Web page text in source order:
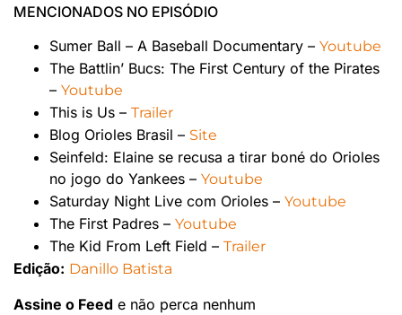
MENCIONADOS NO EPISÓDIO
Sumer Ball – A Baseball Documentary – Youtube
The Battlin’ Bucs: The First Century of the Pirates
– Youtube
This is Us – Trailer
Blog Orioles Brasil – Site
Seinfeld: Elaine se recusa a tirar boné do Orioles
no jogo do Yankees – Youtube
Saturday Night Live com Orioles – Youtube
The First Padres – Youtube
The Kid From Left Field – Trailer
Edição: Danillo Batista
Assine o Feed e não perca nenhum